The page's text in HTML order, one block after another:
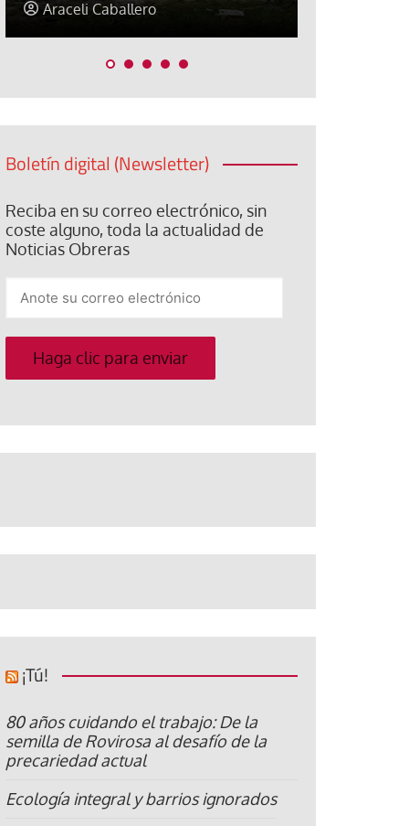
Jorge Hernández
Boletín digital (Newsletter)
Reciba en su correo electrónico, sin
coste alguno, toda la actualidad de
Noticias Obreras
su
correo
electrónico
Haga clic para enviar
¡Tú!
80 años cuidando el trabajo: De la
semilla de Rovirosa al desafío de la
precariedad actual
Ecología integral y barrios ignorados